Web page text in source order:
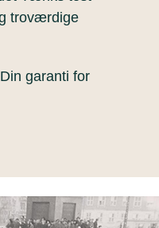
troværdige
garanti for